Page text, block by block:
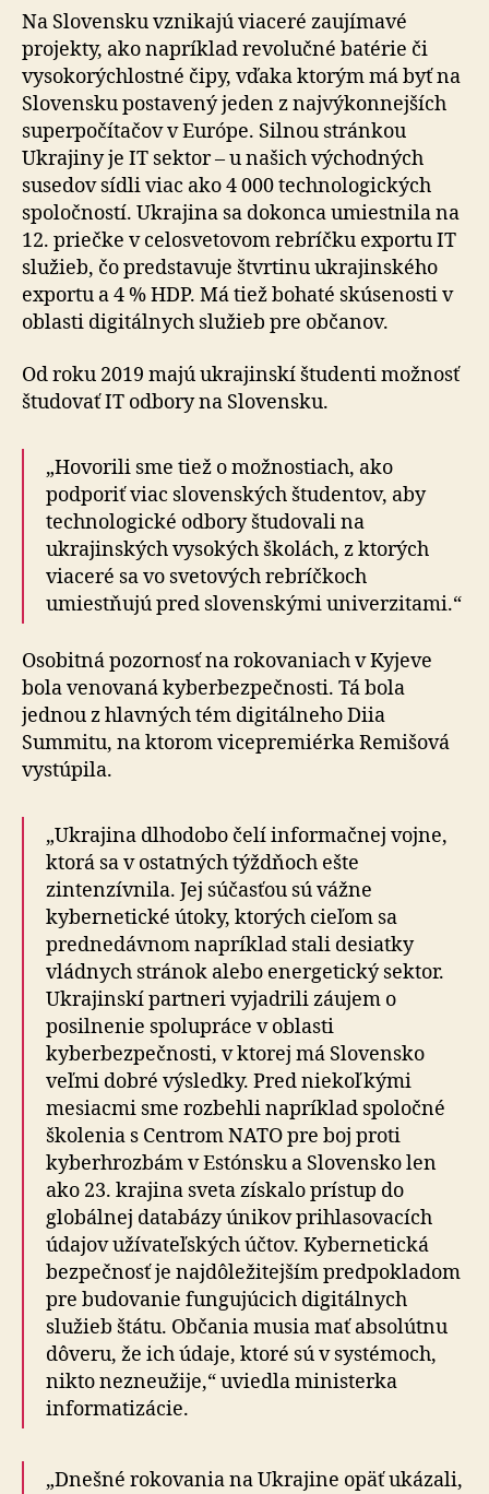
Na Slovensku vznikajú viaceré zaujímavé
projekty, ako napríklad revolučné batérie či
vysokorýchlostné čipy, vďaka ktorým má byť na
Slovensku postavený jeden z najvýkonnejších
superpočítačov v Európe. Silnou stránkou
Ukrajiny je IT sektor – u našich východných
susedov sídli viac ako 4 000 technologických
spoločností. Ukrajina sa dokonca umiestnila na
12. priečke v celosvetovom rebríčku exportu IT
služieb, čo predstavuje štvrtinu ukrajinského
exportu a 4 % HDP. Má tiež bohaté skúsenosti v
oblasti digitálnych služieb pre občanov.
Od roku 2019 majú ukrajinskí študenti možnosť
študovať IT odbory na Slovensku.
„Hovorili sme tiež o možnostiach, ako
podporiť viac slovenských študentov, aby
technologické odbory študovali na
ukrajinských vysokých školách, z ktorých
viaceré sa vo svetových rebríčkoch
umiestňujú pred slovenskými univerzitami.“
Osobitná pozornosť na rokovaniach v Kyjeve
bola venovaná kyberbezpečnosti. Tá bola
jednou z hlavných tém digitálneho Diia
Summitu, na ktorom vicepremiérka Remišová
vystúpila.
„Ukrajina dlhodobo čelí informačnej vojne,
ktorá sa v ostatných týždňoch ešte
zintenzívnila. Jej súčasťou sú vážne
kybernetické útoky, ktorých cieľom sa
prednedávnom napríklad stali desiatky
vládnych stránok alebo energetický sektor.
Ukrajinskí partneri vyjadrili záujem o
posilnenie spolupráce v oblasti
kyberbezpečnosti, v ktorej má Slovensko
veľmi dobré výsledky. Pred niekoľkými
mesiacmi sme rozbehli napríklad spoločné
školenia s Centrom NATO pre boj proti
kyberhrozbám v Estónsku a Slovensko len
ako 23. krajina sveta získalo prístup do
globálnej databázy únikov prihlasovacích
údajov užívateľských účtov. Kybernetická
bezpečnosť je najdôležitejším predpokladom
pre budovanie fungujúcich digitálnych
služieb štátu. Občania musia mať absolútnu
dôveru, že ich údaje, ktoré sú v systémoch,
nikto nezneužije,“ uviedla ministerka
informatizácie.
„Dnešné rokovania na Ukrajine opäť ukázali,